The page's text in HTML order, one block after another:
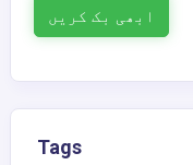
ابھی بک کریں
Tags